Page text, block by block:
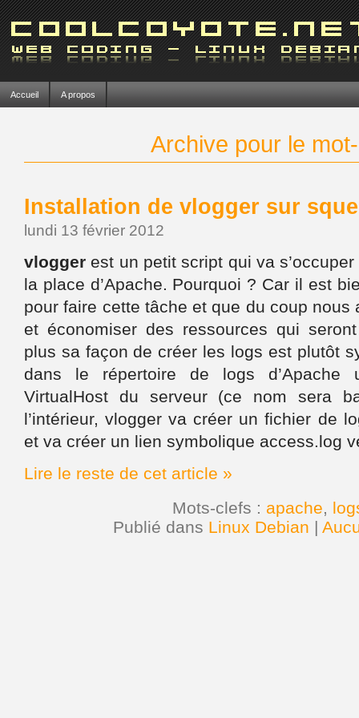
Accueil A propos
Archive pour le mot-
Installation de vlogger sur
lundi 13 février 2012
vlogger est un petit script qui va
la place d’Apache. Pourquoi ? Car il est
pour faire cette tâche et que du coup
et économiser des ressources qui
plus sa façon de créer les logs est plutôt
dans le répertoire de logs d’Apache
VirtualHost du serveur (ce nom sera
l’intérieur, vlogger va créer un fichier de
et va créer un lien symbolique access.log
Lire le reste de cet article »
Mots-clefs : apache,
Publié dans Linux Debian |